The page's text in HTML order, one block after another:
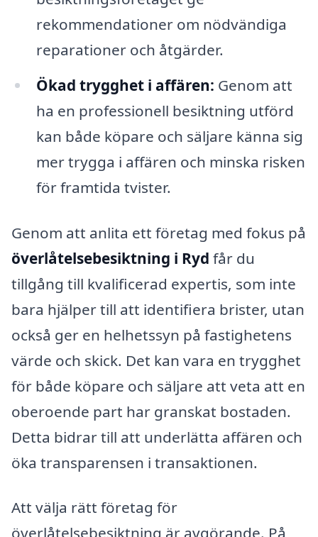
rekommendationer om nödvändiga
reparationer och åtgärder.
Ökad trygghet i affären: Genom att
ha en professionell besiktning utförd
kan både köpare och säljare känna sig
mer trygga i affären och minska risken
för framtida tvister.
Genom att anlita ett företag med fokus på
överlåtelsebesiktning i Ryd får du
tillgång till kvalificerad expertis, som inte
bara hjälper till att identifiera brister, utan
också ger en helhetssyn på fastighetens
värde och skick. Det kan vara en trygghet
för både köpare och säljare att veta att en
oberoende part har granskat bostaden.
Detta bidrar till att underlätta affären och
öka transparensen i transaktionen.
Att välja rätt företag för